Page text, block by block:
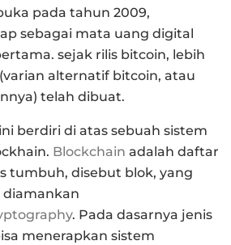
pada tahun 2009,
sebagai mata uang digital
sejak rilis bitcoin, lebih
alternatif bitcoin, atau
telah dibuat.
berdiri di atas sebuah sistem
Blockchain adalah daftar
tumbuh, disebut blok, yang
. Pada dasarnya jenis
menerapkan sistem